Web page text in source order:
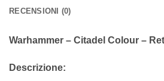
RECENSIONI (0)
Warhammer – Citadel Colour –
Descrizione: